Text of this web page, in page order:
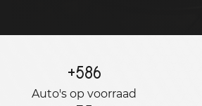
+586
Auto's op voorraad